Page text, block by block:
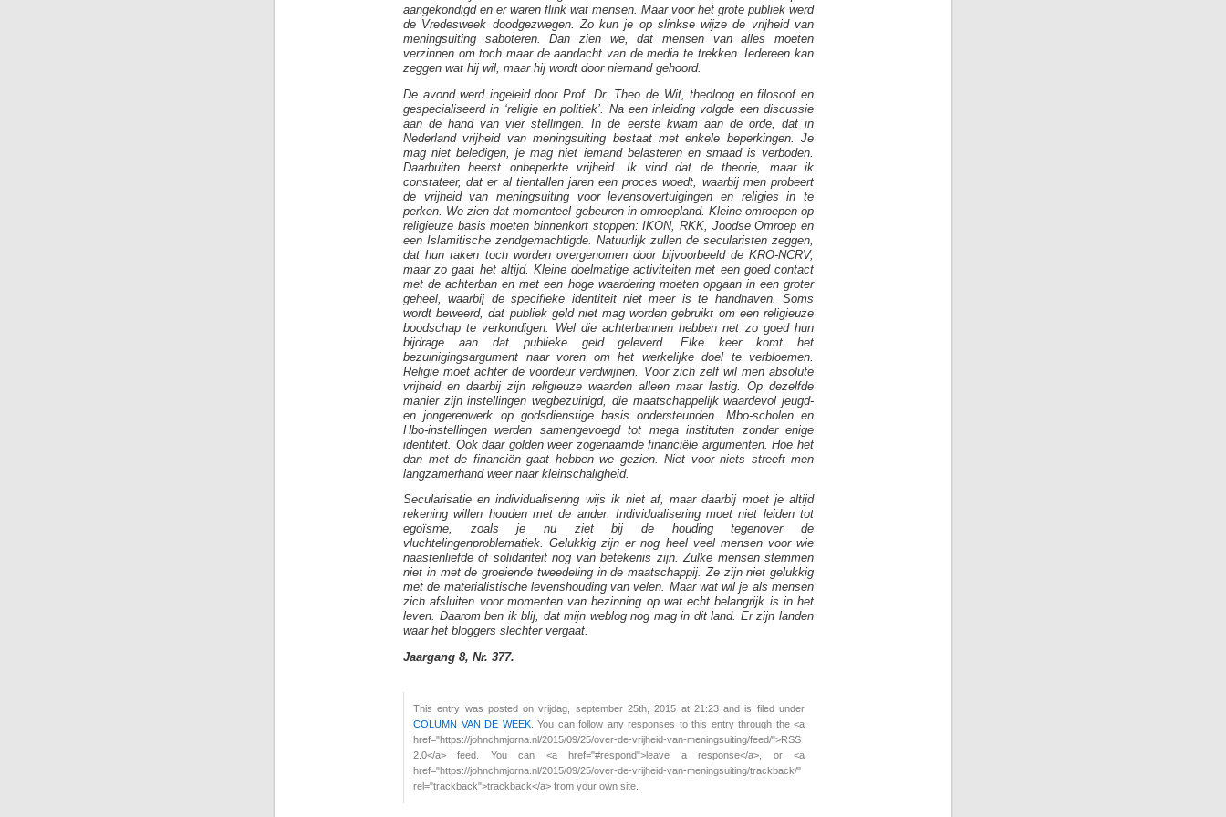
aangekondigd en er waren flink wat mensen. Maar voor het grote publiek werd
de Vredesweek doodgezwegen. Zo kun je op slinkse wijze de vrijheid van
meningsuiting saboteren. Dan zien we, dat mensen van alles moeten
verzinnen om toch maar de aandacht van de media te trekken. Iedereen kan
zeggen wat hij wil, maar hij wordt door niemand gehoord.
De avond werd ingeleid door Prof. Dr. Theo de Wit, theoloog en filosoof en
gespecialiseerd in ‘religie en politiek’. Na een inleiding volgde een discussie
aan de hand van vier stellingen. In de eerste kwam aan de orde, dat in
Nederland vrijheid van meningsuiting bestaat met enkele beperkingen. Je
mag niet beledigen, je mag niet iemand belasteren en smaad is verboden.
Daarbuiten heerst onbeperkte vrijheid. Ik vind dat de theorie, maar ik
constateer, dat er al tientallen jaren een proces woedt, waarbij men probeert
de vrijheid van meningsuiting voor levensovertuigingen en religies in te
perken. We zien dat momenteel gebeuren in omroepland. Kleine omroepen op
religieuze basis moeten binnenkort stoppen: IKON, RKK, Joodse Omroep en
een Islamitische zendgemachtigde. Natuurlijk zullen de secularisten zeggen,
dat hun taken toch worden overgenomen door bijvoorbeeld de KRO-NCRV,
maar zo gaat het altijd. Kleine doelmatige activiteiten met een goed contact
met de achterban en met een hoge waardering moeten opgaan in een groter
geheel, waarbij de specifieke identiteit niet meer is te handhaven. Soms
wordt beweerd, dat publiek geld niet mag worden gebruikt om een religieuze
boodschap te verkondigen. Wel die achterbannen hebben net zo goed hun
bijdrage aan dat publieke geld geleverd. Elke keer komt het
bezuinigingsargument naar voren om het werkelijke doel te verbloemen.
Religie moet achter de voordeur verdwijnen. Voor zich zelf wil men absolute
vrijheid en daarbij zijn religieuze waarden alleen maar lastig. Op dezelfde
manier zijn instellingen wegbezuinigd, die maatschappelijk waardevol jeugd-
en jongerenwerk op godsdienstige basis ondersteunden. Mbo-scholen en
Hbo-instellingen werden samengevoegd tot mega instituten zonder enige
identiteit. Ook daar golden weer zogenaamde financiële argumenten. Hoe het
dan met de financiën gaat hebben we gezien. Niet voor niets streeft men
langzamerhand weer naar kleinschaligheid.
Secularisatie en individualisering wijs ik niet af, maar daarbij moet je altijd
rekening willen houden met de ander. Individualisering moet niet leiden tot
egoïsme, zoals je nu ziet bij de houding tegenover de
vluchtelingenproblematiek. Gelukkig zijn er nog heel veel mensen voor wie
naastenliefde of solidariteit nog van betekenis zijn. Zulke mensen stemmen
niet in met de groeiende tweedeling in de maatschappij. Ze zijn niet gelukkig
met de materialistische levenshouding van velen. Maar wat wil je als mensen
zich afsluiten voor momenten van bezinning op wat echt belangrijk is in het
leven. Daarom ben ik blij, dat mijn weblog nog mag in dit land. Er zijn landen
waar het bloggers slechter vergaat.
Jaargang 8, Nr. 377.
This entry was posted on vrijdag, september 25th, 2015 at 21:23 and is filed under
COLUMN VAN DE WEEK. You can follow any responses to this entry through the <a
href="https://johnchmjorna.nl/2015/09/25/over-de-vrijheid-van-meningsuiting/feed/">RSS
2.0</a> feed. You can <a href="#respond">leave a response</a>, or <a
href="https://johnchmjorna.nl/2015/09/25/over-de-vrijheid-van-meningsuiting/trackback/"
rel="trackback">trackback</a> from your own site.